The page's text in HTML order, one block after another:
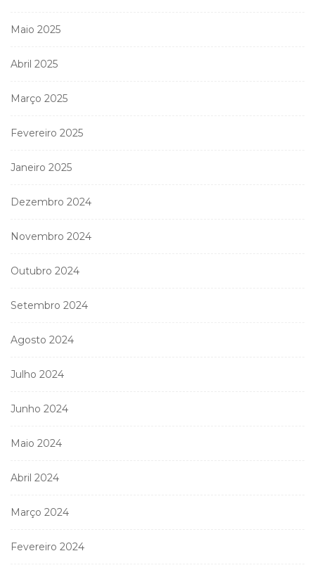
Maio 2025
Abril 2025
Março 2025
Fevereiro 2025
Janeiro 2025
Dezembro 2024
Novembro 2024
Outubro 2024
Setembro 2024
Agosto 2024
Julho 2024
Junho 2024
Maio 2024
Abril 2024
Março 2024
Fevereiro 2024